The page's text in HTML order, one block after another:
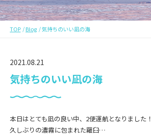
TOP Blog 気持ちのいい凪の海
2021.08.21
気持ちのいい凪の海
本日はとても凪の良い中、2便運航となりました！
久しぶりの濃霧に包まれた羅臼…